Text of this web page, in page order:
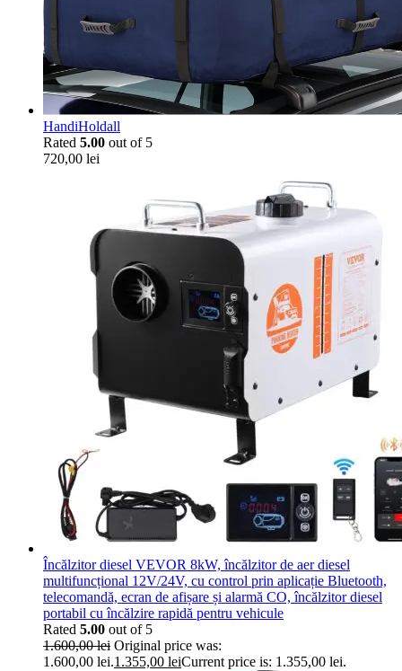
HandiHoldall
Rated 5.00 out of 5
720,00 lei
Încălzitor diesel VEVOR 8kW, încălzitor de aer diesel
multifuncțional 12V/24V, cu control prin aplicație Bluetooth,
telecomandă, ecran de afișare și alarmă CO, încălzitor diesel
portabil cu încălzire rapidă pentru vehicule
Rated 5.00 out of 5
1.600,00lei Original price was:
1.600,00 lei.1.355,00 leiCurrent price is: 1.355,00 lei.